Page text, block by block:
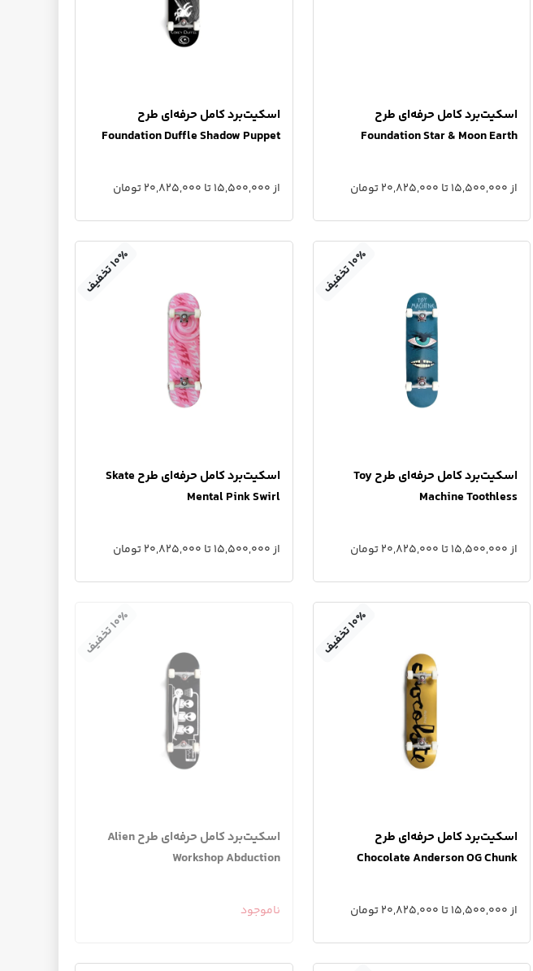
اسکیت‌برد کامل حرفه‌ای طرح
Foundation Star & Moon Earth
از 15,500,000 تا 20,825,000 تومان
اسکیت‌برد کامل حرفه‌ای طرح
Foundation Duffle Shadow Puppet
از 15,500,000 تا 20,825,000 تومان
اسکیت‌برد کامل حرفه‌ای طرح Toy
Machine Toothless
از 15,500,000 تا 20,825,000 تومان
۱
۰
٪
ت
خ
ف
ی
ف
اسکیت‌برد کامل حرفه‌ای طرح Skate
Mental Pink Swirl
از 15,500,000 تا 20,825,000 تومان
۱
۰
٪
ت
خ
ف
ی
ف
اسکیت‌برد کامل حرفه‌ای طرح
Chocolate Anderson OG Chunk
از 15,500,000 تا 20,825,000 تومان
۱
۰
٪
ت
خ
ف
ی
ف
اسکیت‌برد کامل حرفه‌ای طرح Alien
Workshop Abduction
ناموجود
۱
۰
٪
ت
خ
ف
ی
ف